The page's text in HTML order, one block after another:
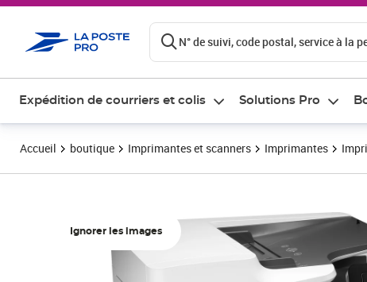
N° de suivi, code postal, service à la
Expédition de courriers et colis Solutions Pro
Accueil boutique Imprimantes et scanners Imprimantes
Ignorer les images